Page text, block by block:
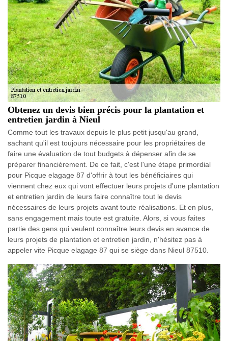
Obtenez un devis bien précis pour la plantation et
entretien jardin à Nieul
Comme tout les travaux depuis le plus petit jusqu'au grand,
sachant qu'il est toujours nécessaire pour les propriétaires de
faire une évaluation de tout budgets à dépenser afin de se
préparer financièrement. De ce fait, c'est l'une étape primordial
pour Picque elagage 87 d'offrir à tout les bénéficiaires qui
viennent chez eux qui vont effectuer leurs projets d'une plantation
et entretien jardin de leurs faire connaître tout le devis
nécessaires de leurs projets avant toute réalisations. Et en plus,
sans engagement mais toute est gratuite. Alors, si vous faites
partie des gens qui veulent connaître leurs devis en avance de
leurs projets de plantation et entretien jardin, n'hésitez pas à
appeler vite Picque elagage 87 qui se siège dans Nieul 87510.